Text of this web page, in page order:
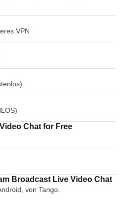
VPN
and Video Chat for Free
Tango - Go Live Stream Broadcast Live Video Chat
von Tango.